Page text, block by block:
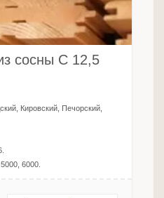
сосны C 12,5
Кировский, Печорский,
.
6000.